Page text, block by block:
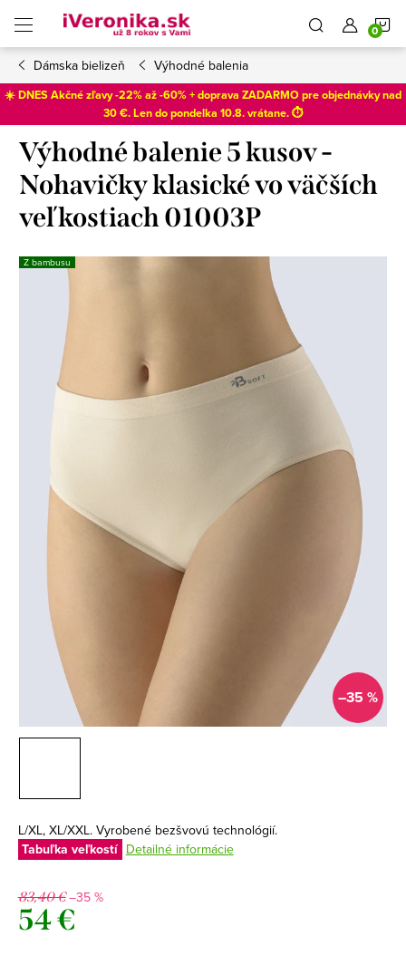
obsah
Dámska bielizeň Výhodné balenia
☀️ DNES Akčné zľavy -22% až -60% + doprava ZADARMO pre objednávky nad
30 €. Len dopondelka 10.8. vrátane. ⏱️
Výhodné balenie 5 kusov -
Nohavičky klasické vo väčších
veľkostiach 01003P
Z bambusu
–35 %
L/XL, XL/XXL. Vyrobené bezšvovú technológií.
Tabuľka veľkostí Detailné informácie
83,40 €–35 %
54 €